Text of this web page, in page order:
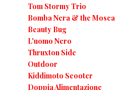
Tom Stormy Trio
Bomba Nera & the Mosca
Beauty Bug
L'uomo Nero
Thruxton Side
Outdoor
Kiddimoto Scooter
Doppia Alimentazione